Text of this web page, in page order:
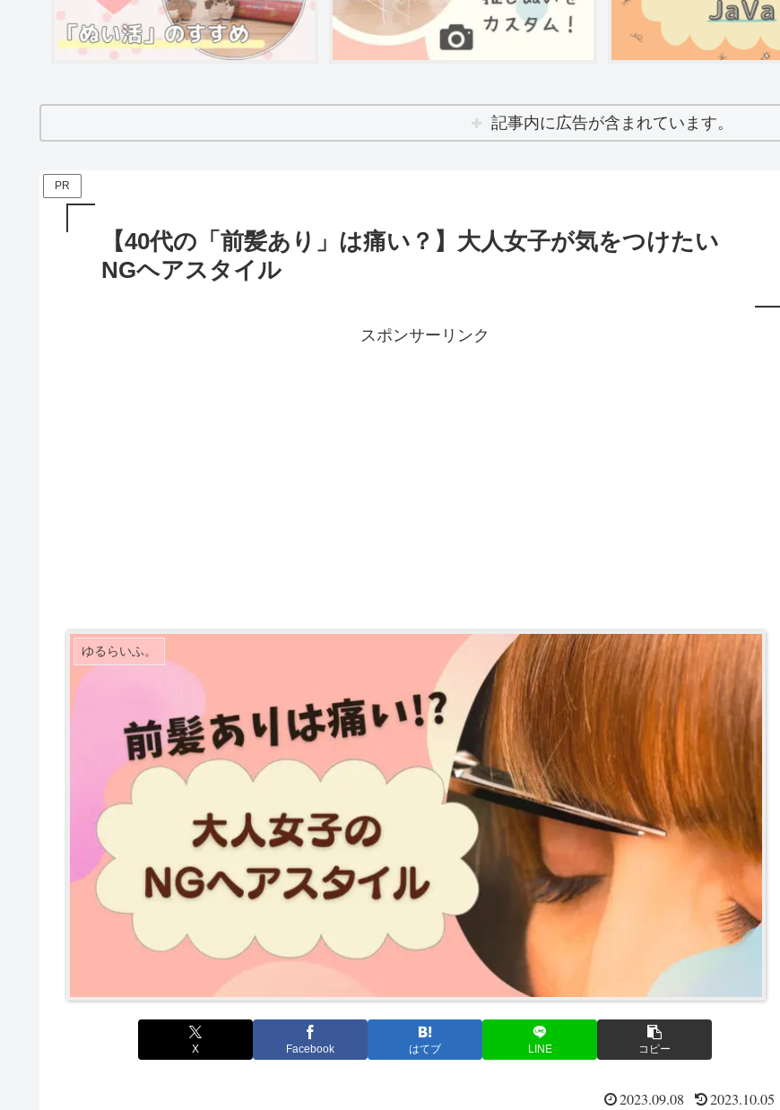
記事内に広告が含まれています。
PR
【40代の「前髪あり」は痛い？】大人女子が気をつけたい
NGヘアスタイル
スポンサーリンク
ゆるらいふ。
X Facebook はてブ LINE コピー
2023.09.08 2023.10.05